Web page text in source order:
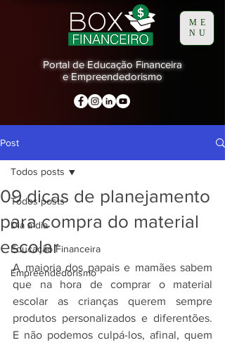
ME
NU
Portal de Educação Financeira
e Empreendedorismo
Post
Todos posts
Dia a dia
Educação Financeira
Empreendedorismo
Todos posts
09 dicas de planejamento
para compra do material
escolar
A maioria dos papais e mamães sabem
que na hora de comprar o material
escolar as crianças querem sempre
produtos personalizados e diferentões.
E não podemos culpá-los, afinal, quem